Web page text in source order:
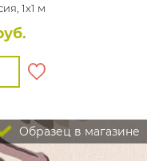
1x1 м
Образец в магазине